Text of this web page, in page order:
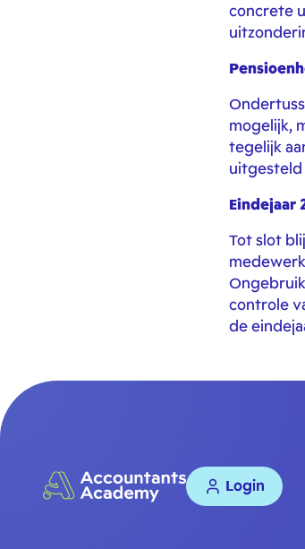
concrete
mogelijk,
tegelijk
uitgesteld
Eindejaar
Tot slot
controle
de
Login